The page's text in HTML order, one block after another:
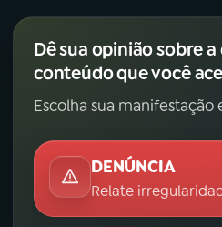
Dê sua opinião sobre
conteúdo que você
Escolha sua
DENÚNCIA
Relate